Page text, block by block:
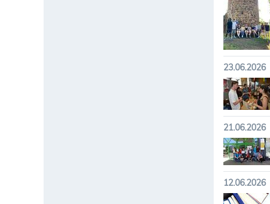
23.06.2026
21.06.2026
12.06.2026